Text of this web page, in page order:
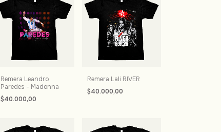
Remera Leandro
Paredes - Madonna
$40.000,00
Remera Lali RIVER
$40.000,00